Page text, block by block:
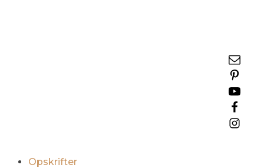
Opskrifter